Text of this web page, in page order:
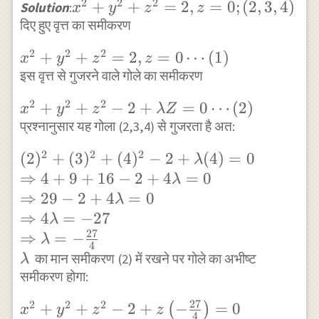
Solution:x^{2}+y^{2}+z^{2}=2,
z=0 ;(2,3,4)
x2 + y2 + z2 = 2, z = 0; (2, 3,4)
दिए हुए वृत्त का समीकरण
x^{2}+y^{2}+z^{2}=2,
z=0 \cdots(1)
x2 + y2 + z2 = 2, z = 0 ⋯ (1)
इस वृत्त से गुजरने वाले गोले का समीकरण
x^{2}+y^{2}+z^{2}-2+\lambda
Z=0 \cdots(2)
x2 + y2 + z2 − 2 + λZ = 0 ⋯ (2)
प्रश्नानुसार यह गोला (2,3,4) से गुजरता है अत:
(2)^{2}+(3)^{2}+
(4)^{2}-2+\lambda(4)=0
\\ \Rightarrow 4+9+16-
2+4 \lambda=0 \\
\Rightarrow 29-2+4
\lambda=0 \\
\Rightarrow 4
\Rightarrow \lambda=-
(2)2 + (3)2 + (4)2 − 2 + λ(4) = 0
⇒ 4 + 9 + 16 − 2 + 4λ = 0
⇒ 29 − 2 + 4λ = 0
⇒ 4λ = −27
⇒ λ = − 4
27
\lambda
λका मान समीकरण (2) में रखने पर गोले का अभीष्ट
समीकरण होगा:
x^{2}+y^{2}+z^{2}-2+z\left(-
x2 + y2 + z2 − 2 + z ( − 4
27 ) = 0